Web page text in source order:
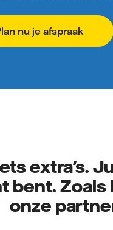
nu je afspraak
extra's.
bent. Zoals
onze